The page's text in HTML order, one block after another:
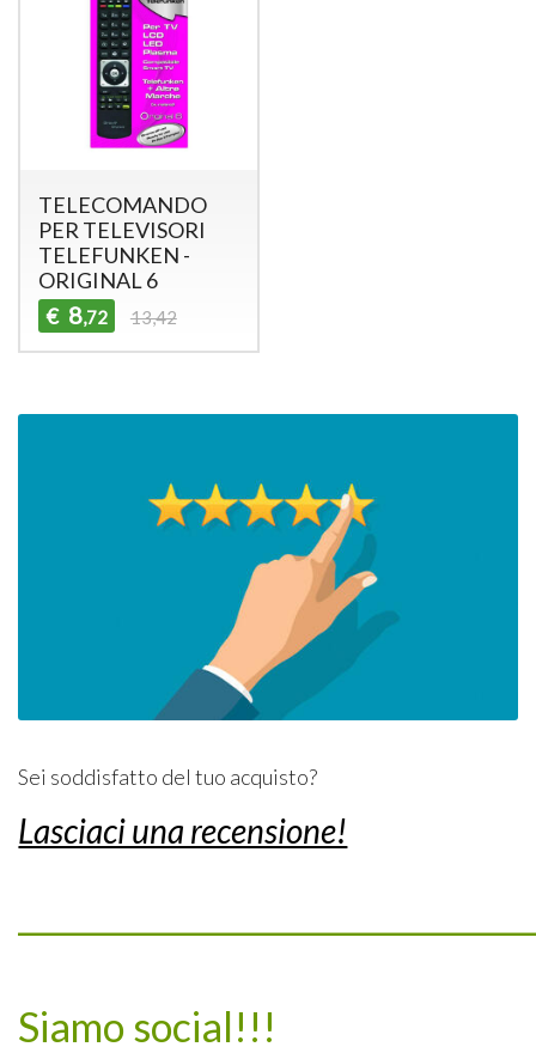
TELECOMANDO
PER TELEVISORI
TELEFUNKEN -
ORIGINAL 6
€ 8,72 13,42
Sei soddisfatto del tuo acquisto?
Lasciaci una recensione!
Siamo social!!!